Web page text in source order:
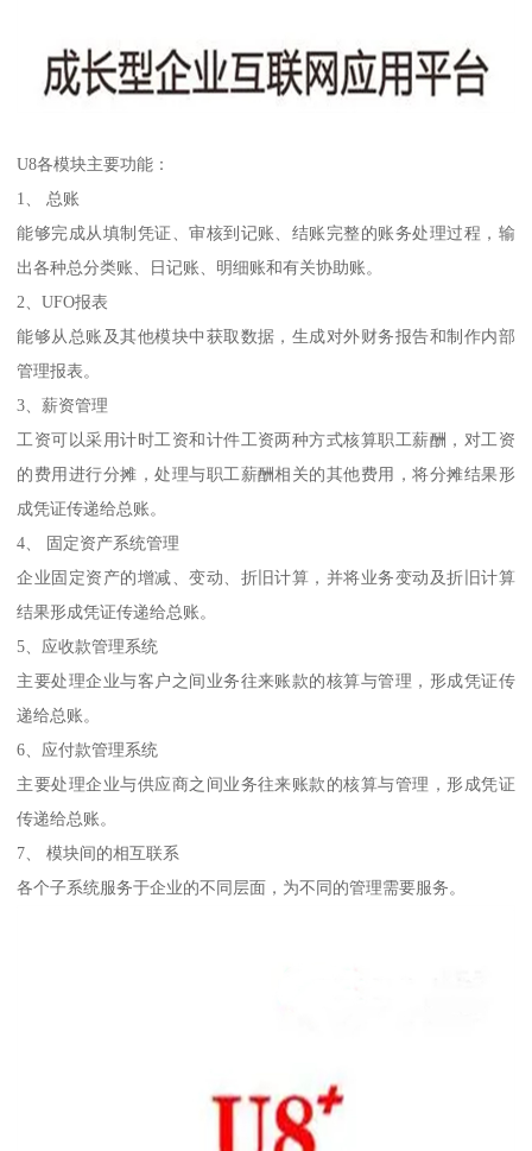
U8各模块主要功能：
1、 总账
能够完成从填制凭证、审核到记账、结账完整的账务处理过程，输
出各种总分类账、日记账、明细账和有关协助账。
2、UFO报表
能够从总账及其他模块中获取数据，生成对外财务报告和制作内部
管理报表。
3、薪资管理
工资可以采用计时工资和计件工资两种方式核算职工薪酬，对工资
的费用进行分摊，处理与职工薪酬相关的其他费用，将分摊结果形
成凭证传递给总账。
4、 固定资产系统管理
企业固定资产的增减、变动、折旧计算，并将业务变动及折旧计算
结果形成凭证传递给总账。
5、应收款管理系统
主要处理企业与客户之间业务往来账款的核算与管理，形成凭证传
递给总账。
6、应付款管理系统
主要处理企业与供应商之间业务往来账款的核算与管理，形成凭证
传递给总账。
7、 模块间的相互联系
各个子系统服务于企业的不同层面，为不同的管理需要服务。